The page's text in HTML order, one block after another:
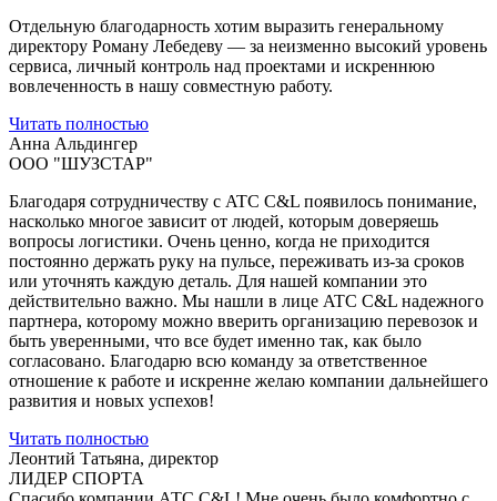
Отдельную благодарность хотим выразить генеральному
директору Роману Лебедеву — за неизменно высокий уровень
сервиса, личный контроль над проектами и искреннюю
вовлеченность в нашу совместную работу.
Читать полностью
Анна Альдингер
ООО "ШУЗСТАР"
Благодаря сотрудничеству с ATC C&L появилось понимание,
насколько многое зависит от людей, которым доверяешь
вопросы логистики. Очень ценно, когда не приходится
постоянно держать руку на пульсе, переживать из-за сроков
или уточнять каждую деталь. Для нашей компании это
действительно важно. Мы нашли в лице ATC C&L надежного
партнера, которому можно вверить организацию перевозок и
быть уверенными, что все будет именно так, как было
согласовано. Благодарю всю команду за ответственное
отношение к работе и искренне желаю компании дальнейшего
развития и новых успехов!
Читать полностью
Леонтий Татьяна, директор
ЛИДЕР СПОРТА